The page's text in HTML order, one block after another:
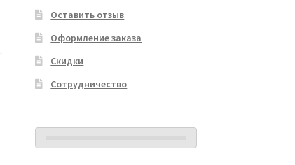
Оставить отзыв
Оформление заказа
Скидки
Сотрудничество